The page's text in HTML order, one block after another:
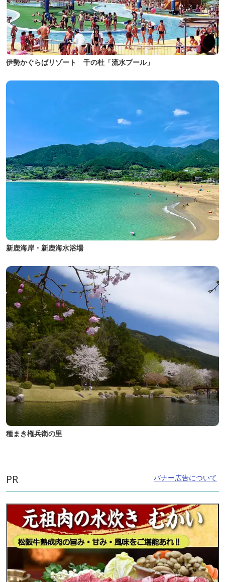
伊勢かぐらばリゾート 千の杜「流水プール」
新鹿海岸・新鹿海水浴場
種まき権兵衛の里
PR バナー広告について